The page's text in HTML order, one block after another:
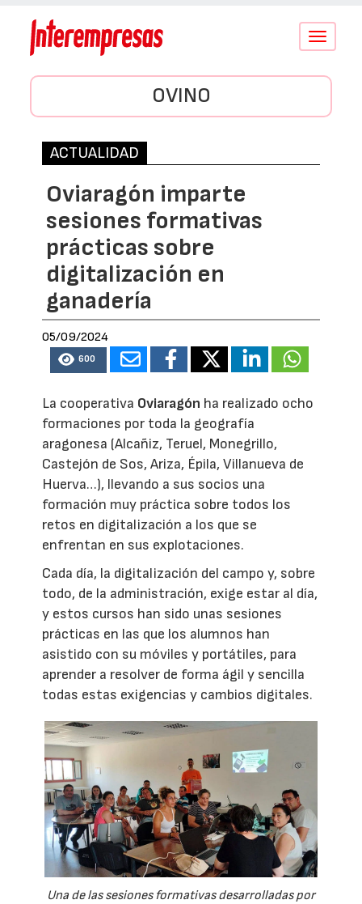
Conmutar
OVINO
ACTUALIDAD
Oviaragón imparte
sesiones formativas
prácticas sobre
digitalización en
ganadería
05/09/2024
600
La cooperativa Oviaragón ha realizado ocho
formaciones por toda la geografía
aragonesa (Alcañiz, Teruel, Monegrillo,
Castejón de Sos, Ariza, Épila, Villanueva de
Huerva…), llevando a sus socios una
formación muy práctica sobre todos los
retos en digitalización a los que se
enfrentan en sus explotaciones.
Cada día, la digitalización del campo y, sobre
todo, de la administración, exige estar al día,
y estos cursos han sido unas sesiones
prácticas en las que los alumnos han
asistido con su móviles y portátiles, para
aprender a resolver de forma ágil y sencilla
todas estas exigencias y cambios digitales.
Una de las sesiones formativas desarrolladas por